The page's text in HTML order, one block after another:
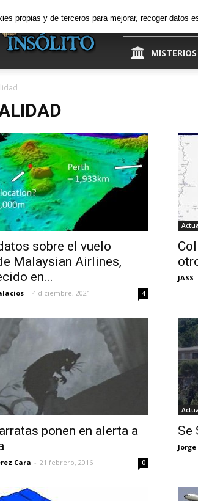
30.2 C Madrid
MISTERIOS
sobre el vuelo
Malaysian Airlines,
en...
- 4 diciembre, 2021 4
JASS -
ponen en alerta a
Cara - 21 febrero, 2016 0
Se
propias y de terceros para mejorar, recoger datos